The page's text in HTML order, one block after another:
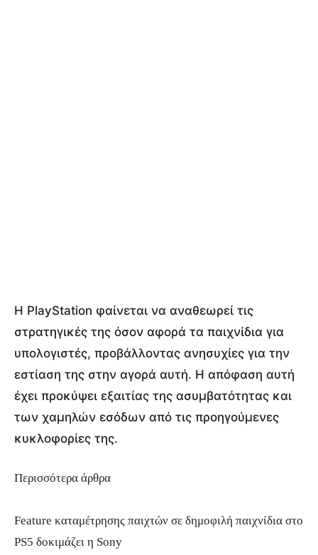
Η PlayStation φαίνεται να αναθεωρεί τις
στρατηγικές της όσον αφορά τα παιχνίδια για
υπολογιστές, προβάλλοντας ανησυχίες για την
εστίαση της στην αγορά αυτή. Η απόφαση αυτή
έχει προκύψει εξαιτίας της ασυμβατότητας και
των χαμηλών εσόδων από τις προηγούμενες
κυκλοφορίες της.
Περισσότερα άρθρα
Feature καταμέτρησης παιχτών σε δημοφιλή παιχνίδια στο
PS5 δοκιμάζει η Sony